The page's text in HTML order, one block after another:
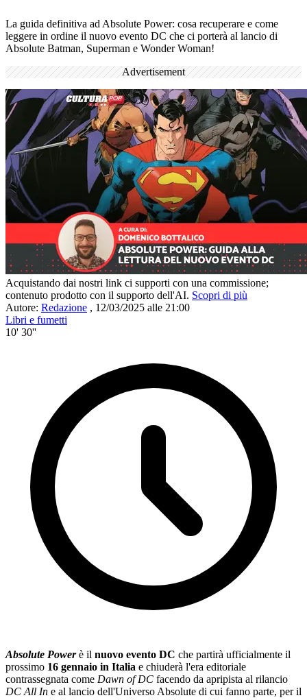
La guida definitiva ad Absolute Power: cosa recuperare e come
leggere in ordine il nuovo evento DC che ci porterà al lancio di
Absolute Batman, Superman e Wonder Woman!
Advertisement
Acquistando dai nostri link ci supporti con una commissione;
contenuto prodotto con il supporto dell'AI. Scopri di più
Autore: Redazione , 12/03/2025 alle 21:00
Libri e fumetti
10' 30''
Absolute Powerè il nuovo evento DC che partirà ufficialmente il
prossimo 16 gennaio in Italia e chiuderà l'era editoriale
contrassegnata come Dawn of DC facendo da apripista al rilancio
DC All In e al lancio dell'Universo Absolute di cui fanno parte, per il